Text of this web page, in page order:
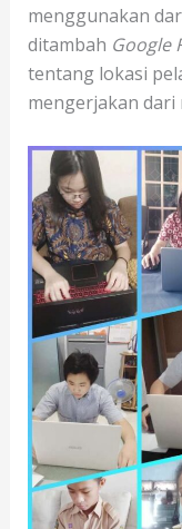
menggunakan
ditambah Google
tentang lokasi
mengerjakan dari